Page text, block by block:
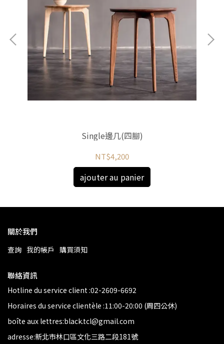
Single邊几(四腳)
NT$4,200
ajouter au panier
關於我們
查詢 我的帳戶 購買須知
聯絡資訊
Hotline du service client :02-2609-6692
Horaires du service clientèle :11:00-20:00 (周四公休)
boîte aux lettres:black.tcl@gmail.com
adresse:新北市林口區文化三路二段181號